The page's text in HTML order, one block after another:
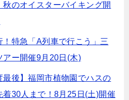
秋のオイスターバイキング開
！特急「A列車で行こう」三
アー開催9月20日(木)
最後】福岡市植物園でハスの
着30人まで！8月25日(土)開催